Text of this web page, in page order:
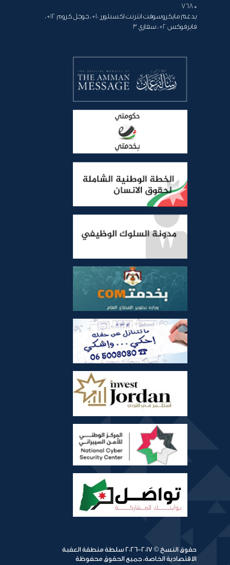
* 768
يدعم مايكروسوفت انترنت اكسبلورر 10+ ، جوجل كروم 12+ ،
فايرفوكس 2+ ، سفاري 3
حقوق النسخ © 2017-2026 سلطة منطقة العقبة
الاقتصادية الخاصة، جميع الحقوق محفوظة